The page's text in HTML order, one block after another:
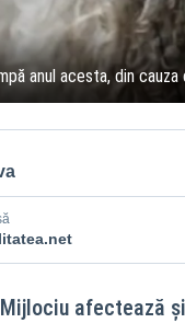
anul acesta, din
afectează